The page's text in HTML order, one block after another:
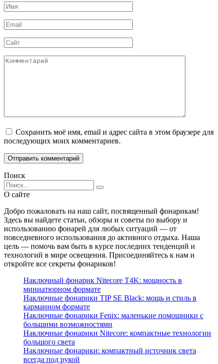
Имя
*
Email
*
Сайт
Комментарий
Сохранить моё имя, email и адрес сайта в этом браузере для
последующих моих комментариев.
Поиск
Search
for:
О сайте
Добро пожаловать на наш сайт, посвященный фонарикам!
Здесь вы найдете статьи, обзоры и советы по выбору и
использованию фонарей для любых ситуаций — от
повседневного использования до активного отдыха. Наша
цель — помочь вам быть в курсе последних тенденций и
технологий в мире освещения. Присоединяйтесь к нам и
откройте все секреты фонариков!
Наключный фонарик Nitecore T4K: мощность в
миниатюрном формате
Наключные фонарики TIP SE Black: мощь и стиль в
карманном формате
Наключные фонарики Fenix: маленькие помощники с
большими возможностями
Наключные фонарики Nitecore: компактные технологии
большого света
Наключные фонарики: компактный источник света
всегда под рукой